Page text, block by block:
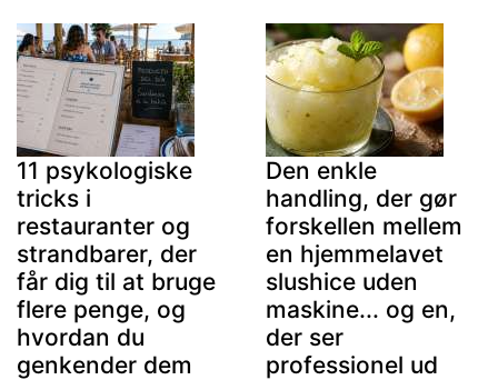
11 psykologiske
tricks i
restauranter og
strandbarer, der
får dig til at bruge
flere penge, og
hvordan du
genkender dem
Den enkle
handling, der gør
forskellen mellem
en hjemmelavet
slushice uden
maskine... og en,
der ser
professionel ud